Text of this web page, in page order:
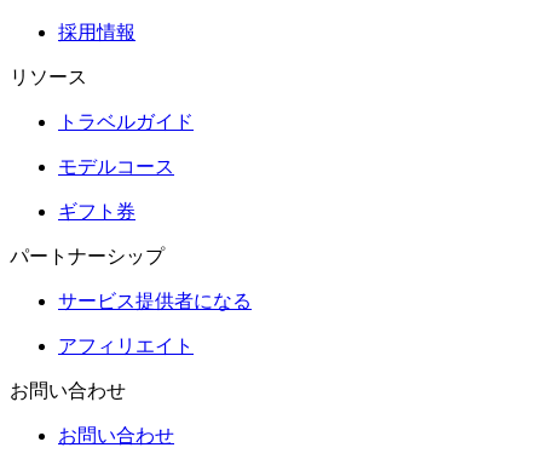
採用情報
リソース
トラベルガイド
モデルコース
ギフト券
パートナーシップ
サービス提供者になる
アフィリエイト
お問い合わせ
お問い合わせ